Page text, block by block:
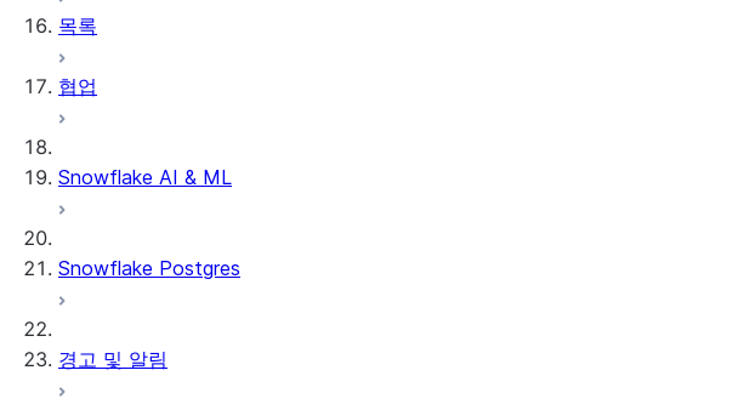
목록
협업
Snowflake AI & ML
Snowflake Postgres
경고 및 알림